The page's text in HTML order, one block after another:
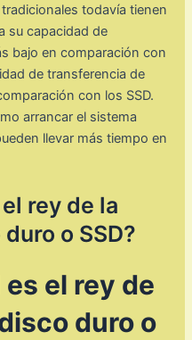
todavía tienen
su capacidad de
bajo en comparación con
de transferencia de
con los SSD.
arrancar el sistema
llevar más tiempo en
rey de la
o SSD?
el rey de
duro o